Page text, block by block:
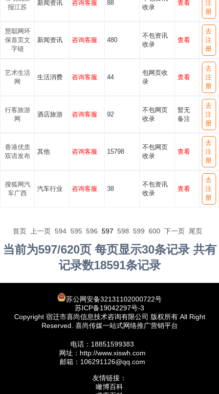
报江苏
新闻资讯 咨询客服 88
收录
查看
注
册
慧聪网环
保首页文
字链
新闻资讯 咨询客服 480
不包资讯
收录
查看
去
注
册
艺术生活
网
生活消费 咨询客服 44
包网页收
录
查看
去
注
册
行客旅游
网
酒店旅游 咨询客服 92
不包网页
收录
暂无
备注
去
注
册
香港优质
双语发布
其他 咨询客服 15798
不包网页
收录
查看
去
注
册
搜狐网汽
车广西
汽车行业 咨询客服 38
不包资讯
收录
查看
去
注
册
首页 上一页 594 595 596 597 598 599 600 下一页 尾页
当前为597/620页 每页显示30条记录 共有
记录数18591条记录
苏公网安备32131102000722号
苏ICP备19042297号-3
Copyright 宿迁市喜尚信息技术咨询有限公司 版权所有 All Right
Reserved. 喜尚传媒一站式网络推广营销平台
电话：18851599383
网址：http://www.xiswh.com
邮箱：106291126@qq.com
友情链接：
瞰博百科